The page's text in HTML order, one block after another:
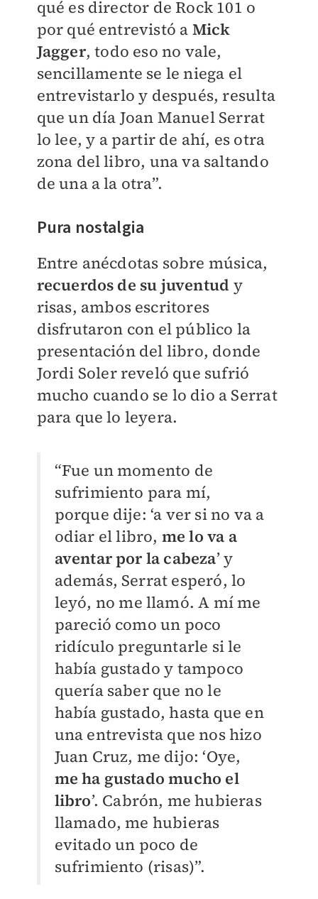
qué es director de Rock 101 o
por qué entrevistó a Mick
Jagger, todo eso no vale,
sencillamente se le niega el
entrevistarlo y después, resulta
que un día Joan Manuel Serrat
lo lee, y a partir de ahí, es otra
zona del libro, una va saltando
de una a la otra”.
Pura nostalgia
Entre anécdotas sobre música,
recuerdos de su juventud y
risas, ambos escritores
disfrutaron con el público la
presentación del libro, donde
Jordi Soler reveló que sufrió
mucho cuando se lo dio a Serrat
para que lo leyera.
“Fue un momento de
sufrimiento para mí,
porque dije: ‘a ver si no va a
odiar el libro, me lo va a
aventar por la cabeza’ y
además, Serrat esperó, lo
leyó, no me llamó. A mí me
pareció como un poco
ridículo preguntarle si le
había gustado y tampoco
quería saber que no le
había gustado, hasta que en
una entrevista que nos hizo
Juan Cruz, me dijo: ‘Oye,
me ha gustado mucho el
libro’. Cabrón, me hubieras
llamado, me hubieras
evitado un poco de
sufrimiento (risas)”.